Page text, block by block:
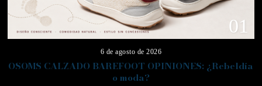
01
6 de agosto de 2026
OSOMS CALZADO BAREFOOT OPINIONES: ¿Rebeldía
o moda?